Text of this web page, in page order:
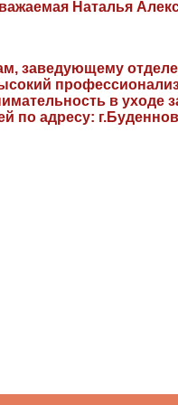
Наталья
заведующему
в
по адресу: